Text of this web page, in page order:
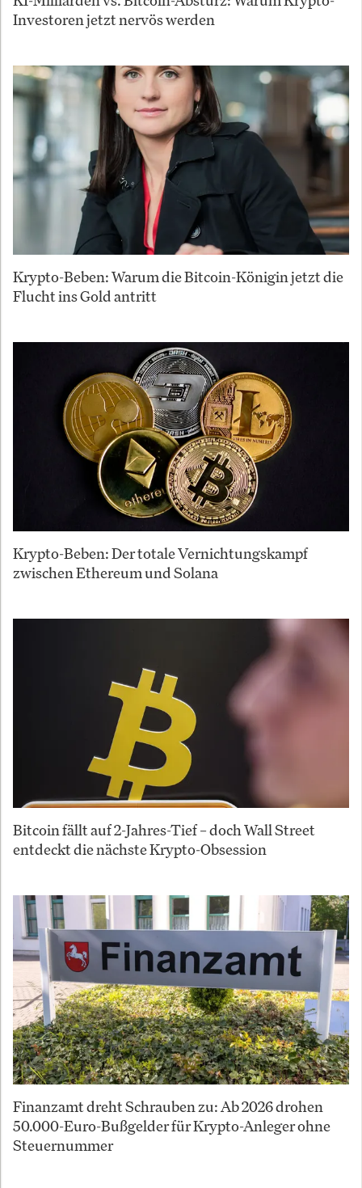
Investoren jetzt nervös werden
Krypto-Beben: Warum die Bitcoin-Königin jetzt die
Flucht ins Gold antritt
Krypto-Beben: Der totale Vernichtungskampf
zwischen Ethereum und Solana
Bitcoin fällt auf 2-Jahres-Tief – doch Wall Street
entdeckt die nächste Krypto-Obsession
Finanzamt dreht Schrauben zu: Ab 2026 drohen
50.000-Euro-Bußgelder für Krypto-Anleger ohne
Steuernummer